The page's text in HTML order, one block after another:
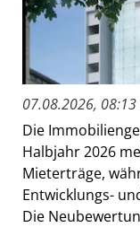
07.08.2026,
Die
Halbjahr 2026
Mieterträge,
Entwicklungs-
Die